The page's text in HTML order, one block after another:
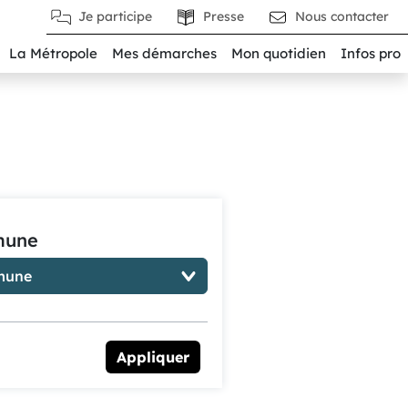
Je participe Presse Nous contacter
La Métropole Mes démarches Mon quotidien Infos pro